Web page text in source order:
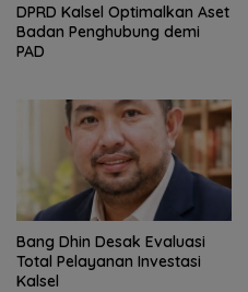
‎DPRD Kalsel Optimalkan Aset
Badan Penghubung demi
PAD
‎Bang Dhin Desak Evaluasi
Total Pelayanan Investasi
Kalsel